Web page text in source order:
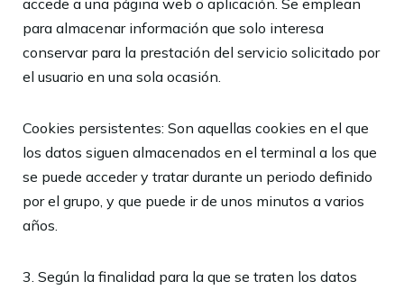
para almacenar información que solo interesa
conservar para la prestación del servicio solicitado por
el usuario en una sola ocasión.
Cookies persistentes: Son aquellas cookies en el que
los datos siguen almacenados en el terminal a los que
se puede acceder y tratar durante un periodo definido
por el grupo, y que puede ir de unos minutos a varios
años.
3. Según la finalidad para la que se traten los datos